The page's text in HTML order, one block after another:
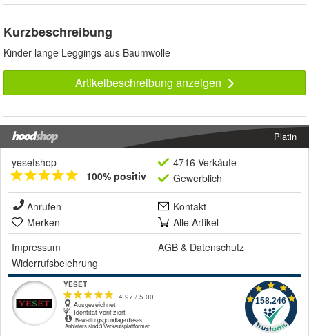
Kurzbeschreibung
Kinder lange Leggings aus Baumwolle
Artikelbeschreibung anzeigen
Platin
yesetshop
100% positiv
4716 Verkäufe
Gewerblich
Anrufen
Kontakt
Merken
Alle Artikel
Impressum
AGB & Datenschutz
Widerrufsbelehrung